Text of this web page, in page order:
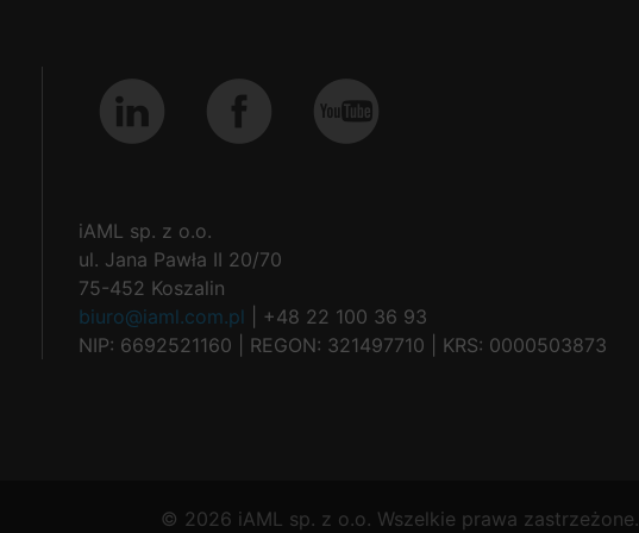
iAML sp. z o.o.
ul. Jana Pawła II 20/70
75-452 Koszalin
biuro@iaml.com.pl | +48 22 100 36 93
NIP: 6692521160 | REGON: 321497710 | KRS: 0000503873
© 2026 iAML sp. z o.o. Wszelkie prawa zastrzeżone.